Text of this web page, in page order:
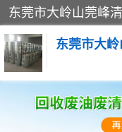
东莞市大